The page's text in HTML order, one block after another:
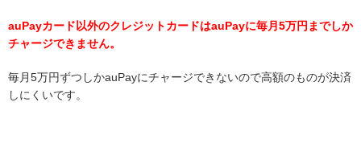
auPayカード以外のクレジットカードはauPayに毎月5万円までしか
チャージできません。
毎月5万円ずつしかauPayにチャージできないので高額のものが決済
しにくいです。